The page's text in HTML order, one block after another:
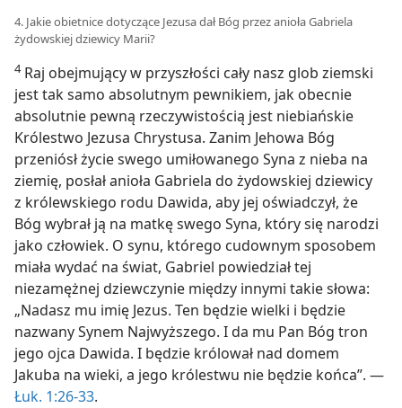
4. Jakie obietnice dotyczące Jezusa dał Bóg przez anioła Gabriela
żydowskiej dziewicy Marii?
4Raj obejmujący w przyszłości cały nasz glob ziemski
jest tak samo absolutnym pewnikiem, jak obecnie
absolutnie pewną rzeczywistością jest niebiańskie
Królestwo Jezusa Chrystusa. Zanim Jehowa Bóg
przeniósł życie swego umiłowanego Syna z nieba na
ziemię, posłał anioła Gabriela do żydowskiej dziewicy
z królewskiego rodu Dawida, aby jej oświadczył, że
Bóg wybrał ją na matkę swego Syna, który się narodzi
jako człowiek. O synu, którego cudownym sposobem
miała wydać na świat, Gabriel powiedział tej
niezamężnej dziewczynie między innymi takie słowa:
„Nadasz mu imię Jezus. Ten będzie wielki i będzie
nazwany Synem Najwyższego. I da mu Pan Bóg tron
jego ojca Dawida. I będzie królował nad domem
Jakuba na wieki, a jego królestwu nie będzie końca”. —
Łuk. 1:26-33.